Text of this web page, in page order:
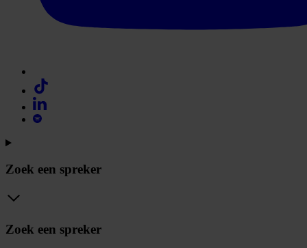
Zoek een spreker
Zoek een spreker